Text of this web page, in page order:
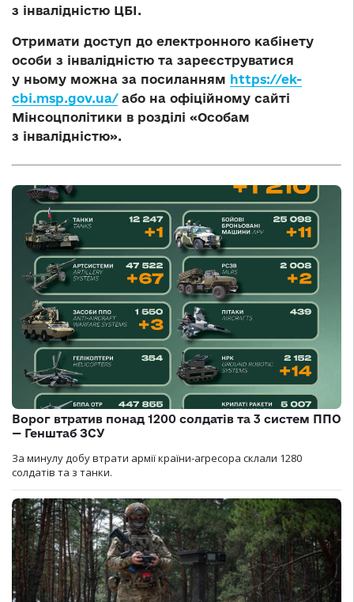
з інвалідністю ЦБІ.
Отримати доступ до електронного кабінету
особи з інвалідністю та зареєструватися
у ньому можна за посиланням https://ek-
cbi.msp.gov.ua/або на офіційному сайті
Мінсоцполітики в розділі «Особам
з інвалідністю».
Ворог втратив понад 1200 солдатів та 3 систем ППО
— Генштаб ЗСУ
За минулу добу втрати армії країни-агресора склали 1280
солдатів та з танки.